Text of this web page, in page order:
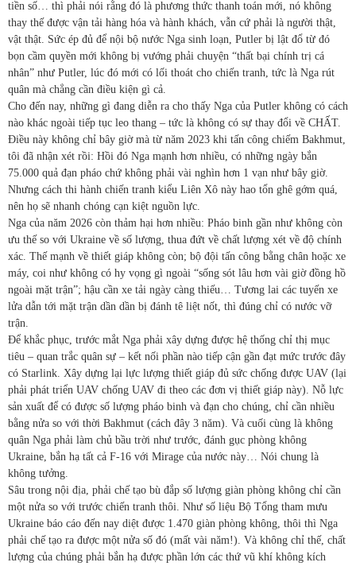
tiền số… thì phải nói rằng đó là phương thức thanh toán mới, nó không
thay thế được vận tải hàng hóa và hành khách, vẫn cứ phải là người thật,
vật thật. Sức ép đủ để nội bộ nước Nga sinh loạn, Putler bị lật đổ từ đó
bọn cầm quyền mới không bị vướng phải chuyện “thất bại chính trị cá
nhân” như Putler, lúc đó mới có lối thoát cho chiến tranh, tức là Nga rút
quân mà chẳng cần điều kiện gì cả.
Cho đến nay, những gì đang diễn ra cho thấy Nga của Putler không có cách
nào khác ngoài tiếp tục leo thang – tức là không có sự thay đổi về CHẤT.
Điều này không chỉ bây giờ mà từ năm 2023 khi tấn công chiếm Bakhmut,
tôi đã nhận xét rồi: Hồi đó Nga mạnh hơn nhiều, có những ngày bắn
75.000 quả đạn pháo chứ không phải vài nghìn hơn 1 vạn như bây giờ.
Nhưng cách thi hành chiến tranh kiểu Liên Xô này hao tổn ghê gớm quá,
nên họ sẽ nhanh chóng cạn kiệt nguồn lực.
Nga của năm 2026 còn thảm hại hơn nhiều: Pháo binh gần như không còn
ưu thế so với Ukraine về số lượng, thua đứt về chất lượng xét về độ chính
xác. Thế mạnh về thiết giáp không còn; bộ đội tấn công bằng chân hoặc xe
máy, coi như không có hy vọng gì ngoài “sống sót lâu hơn vài giờ đồng hồ
ngoài mặt trận”; hậu cần xe tải ngày càng thiếu… Tương lai các tuyến xe
lửa dẫn tới mặt trận dần dần bị đánh tê liệt nốt, thì đúng chỉ có nước vỡ
trận.
Để khắc phục, trước mắt Nga phải xây dựng được hệ thống chỉ thị mục
tiêu – quan trắc quân sự – kết nối phần nào tiếp cận gần đạt mức trước đây
có Starlink. Xây dựng lại lực lượng thiết giáp đủ sức chống được UAV (lại
phải phát triển UAV chống UAV đi theo các đơn vị thiết giáp này). Nỗ lực
sản xuất để có được số lượng pháo binh và đạn cho chúng, chỉ cần nhiều
bằng nửa so với thời Bakhmut (cách đây 3 năm). Và cuối cùng là không
quân Nga phải làm chủ bầu trời như trước, đánh gục phòng không
Ukraine, bắn hạ tất cả F-16 với Mirage của nước này… Nói chung là
không tưởng.
Sâu trong nội địa, phải chế tạo bù đắp số lượng giàn phòng không chỉ cần
một nửa so với trước chiến tranh thôi. Như số liệu Bộ Tổng tham mưu
Ukraine báo cáo đến nay diệt được 1.470 giàn phòng không, thôi thì Nga
phải chế tạo ra được một nửa số đó (mất vài năm!). Và không chỉ thế, chất
lượng của chúng phải bắn hạ được phần lớn các thứ vũ khí không kích